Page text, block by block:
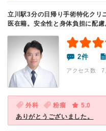
立川駅3分の日帰り手術特化クリ
医在籍。安全性と身体負担に配慮
2件
アクセス数 7
外科 粉瘤
5.0
ありがとうございました。